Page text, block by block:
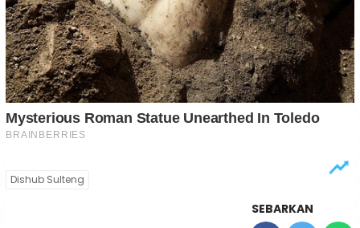
Dishub Sulteng
SEBARKAN